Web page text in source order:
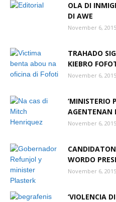
Aruba
OLA DI
DI AWE
November 6, 2015
TRAHADO
KIEBRO
November 6, 2015
‘MINISTERIO
AGENTENAN
November 6, 2015
WORDO
November 6, 2015
‘VIOLENCIA